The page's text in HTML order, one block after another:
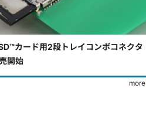
カード用2段トレイコンボコネクタ
開始
more